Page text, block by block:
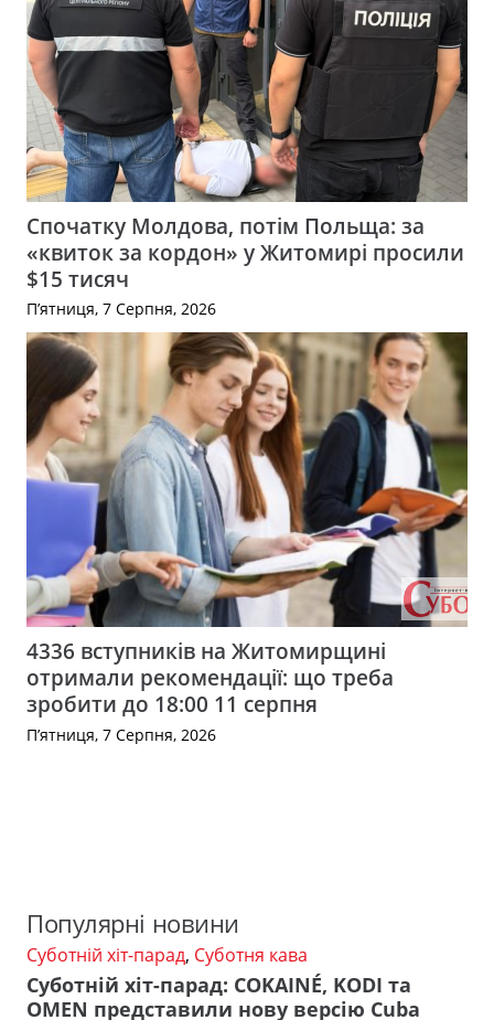
Спочатку Молдова, потім Польща: за
«квиток за кордон» у Житомирі просили
$15 тисяч
П’ятниця, 7 Серпня, 2026
4336 вступників на Житомирщині
отримали рекомендації: що треба
зробити до 18:00 11 серпня
П’ятниця, 7 Серпня, 2026
Популярні новини
Суботній хіт-парад, Суботня кава
Суботній хіт-парад: COKAINÉ, KODI та
OMEN представили нову версію Cuba